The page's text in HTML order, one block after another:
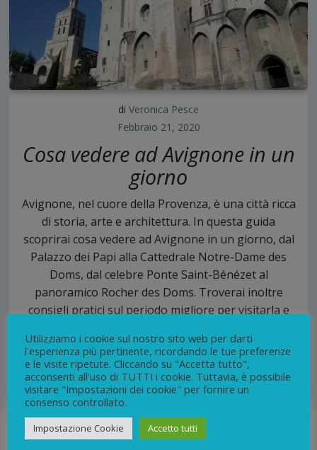
di Veronica Pesce
Febbraio 21, 2020
Cosa vedere ad Avignone in un
giorno
Avignone, nel cuore della Provenza, è una città ricca
di storia, arte e architettura. In questa guida
scoprirai cosa vedere ad Avignone in un giorno, dal
Palazzo dei Papi alla Cattedrale Notre-Dame des
Doms, dal celebre Ponte Saint-Bénézet al
panoramico Rocher des Doms. Troverai inoltre
consigli pratici sul periodo migliore per visitarla e
l'itinerario alla scoperta della città dei papi.
34 continua
Utilizziamo i cookie sul nostro sito web per darti
l'esperienza più pertinente, ricordando le tue preferenze
e le visite ripetute. Cliccando su "Accetta tutto",
acconsenti all'uso di TUTTI i cookie. Tuttavia, è possibile
visitare "Impostazioni dei cookie" per fornire un
consenso controllato.
Impostazione Cookie Accetto tutti